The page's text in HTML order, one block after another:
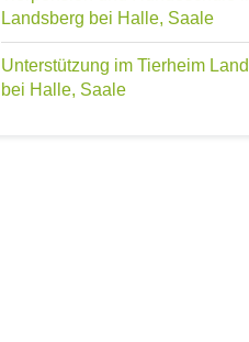
Landsberg bei Halle, Saale
Unterstützung im Tierheim
bei Halle, Saale